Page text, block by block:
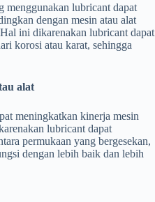
menggunakan lubricant dapat
dengan mesin atau alat
ini dikarenakan lubricant dapat
korosi atau karat, sehingga
alat
meningkatkan kinerja mesin
lubricant dapat
permukaan yang bergesekan,
dengan lebih baik dan lebih